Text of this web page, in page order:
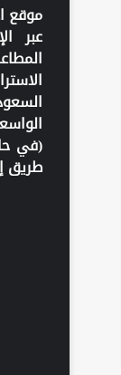
موقع
عبر
(في
طريق